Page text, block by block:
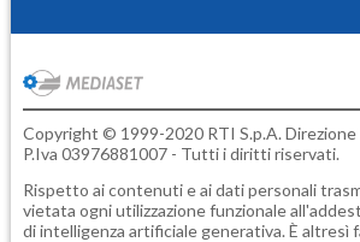
Copyright © 1999-2020 RTI S.p.A. Direzione
P.Iva 03976881007 - Tutti i diritti riservati.
Rispetto ai contenuti e ai dati personali
vietata ogni utilizzazione funzionale
di intelligenza artificiale generativa. È altresì